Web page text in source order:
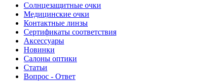
Солнцезащитные очки
Медицинские очки
Контактные линзы
Сертификаты соответствия
Аксессуары
Новинки
Салоны оптики
Статьи
Вопрос - Ответ